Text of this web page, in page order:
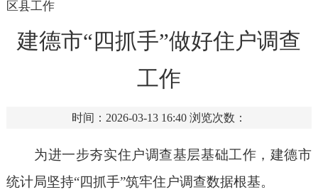
区县工作
建德市“四抓手”做好住户调查
工作
时间：2026-03-13 16:40 浏览次数：
为进一步夯实住户调查基层基础工作，建德市
统计局坚持“四抓手”筑牢住户调查数据根基。